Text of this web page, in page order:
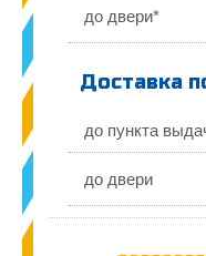
до двери*
Доставка
до пункта
до двери